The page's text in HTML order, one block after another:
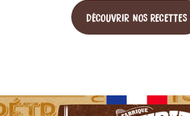
DÉCOUVRIR NOS RECETTES